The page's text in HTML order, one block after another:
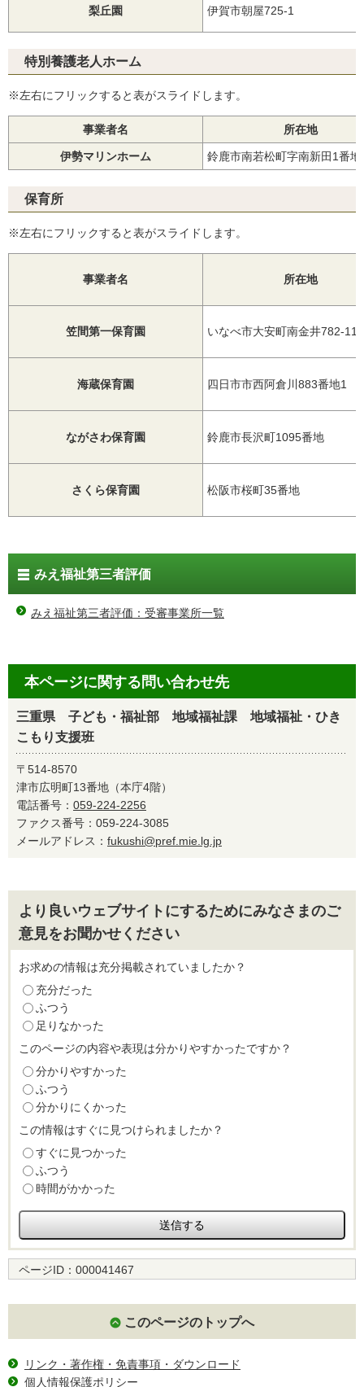
梨丘園 伊賀市朝屋725-1
特別養護老人ホーム
※左右にフリックすると表がスライドします。
事業者名 所在地
伊勢マリンホーム 鈴鹿市南若松町字南新田1番地
保育所
※左右にフリックすると表がスライドします。
事業者名 所在地
笠間第一保育園 いなべ市大安町南金井782-11
海蔵保育園 四日市市西阿倉川883番地1
ながさわ保育園 鈴鹿市長沢町1095番地
さくら保育園 松阪市桜町35番地
みえ福祉第三者評価
みえ福祉第三者評価：受審事業所一覧
本ページに関する問い合わせ先
三重県 子ども・福祉部 地域福祉課 地域福祉・ひき
こもり支援班
〒514-8570
津市広明町13番地（本庁4階）
電話番号： 059-224-2256
ファクス番号：059-224-3085
メールアドレス： fukushi@pref.mie.lg.jp
より良いウェブサイトにするためにみなさまのご
意見をお聞かせください
お求めの情報は充分掲載されていましたか？
充分だった
ふつう
足りなかった
このページの内容や表現は分かりやすかったですか？
分かりやすかった
ふつう
分かりにくかった
この情報はすぐに見つけられましたか？
すぐに見つかった
ふつう
時間がかかった
ページID： 000041467
このページのトップへ
リンク・著作権・免責事項・ダウンロード
個人情報保護ポリシー